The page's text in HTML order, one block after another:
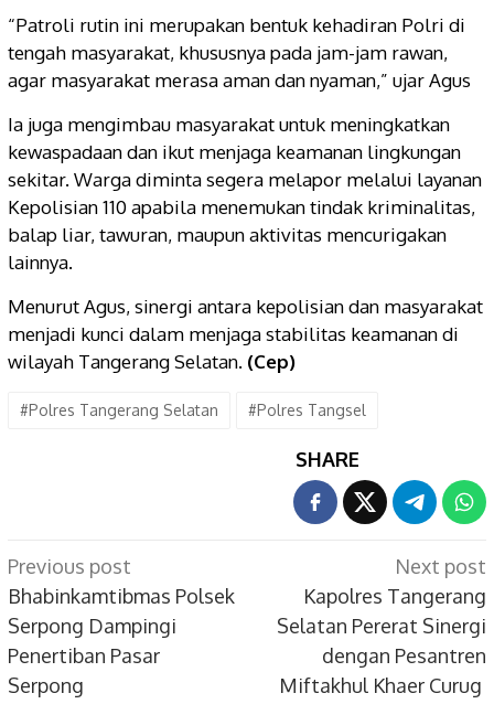
“Patroli rutin ini merupakan bentuk kehadiran Polri di
tengah masyarakat, khususnya pada jam-jam rawan,
agar masyarakat merasa aman dan nyaman,” ujar Agus
Ia juga mengimbau masyarakat untuk meningkatkan
kewaspadaan dan ikut menjaga keamanan lingkungan
sekitar. Warga diminta segera melapor melalui layanan
Kepolisian 110 apabila menemukan tindak kriminalitas,
balap liar, tawuran, maupun aktivitas mencurigakan
lainnya.
Menurut Agus, sinergi antara kepolisian dan masyarakat
menjadi kunci dalam menjaga stabilitas keamanan di
wilayah Tangerang Selatan. (Cep)
#Polres Tangerang Selatan #Polres Tangsel
SHARE
Post
navigation
Previous post
Bhabinkamtibmas Polsek
Serpong Dampingi
Penertiban Pasar
Serpong
Next post
Kapolres Tangerang
Selatan Pererat Sinergi
dengan Pesantren
Miftakhul Khaer Curug